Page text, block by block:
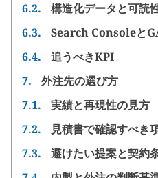
6.2.
構造化データと可読
6.3.
Search Consoleと
6.4.
追うべきKPI
7.
外注先の選び方
7.1.
実績と再現性の見方
7.2.
見積書で確認すべき
7.3.
避けたい提案と契約